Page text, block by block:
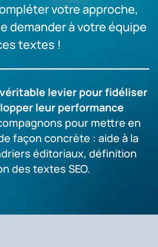
votre approche,
demander à votre équipe
textes !
levier pour fidéliser
leur performance
pour mettre en
façon concrète : aide à la
éditoriaux, définition
des textes SEO.